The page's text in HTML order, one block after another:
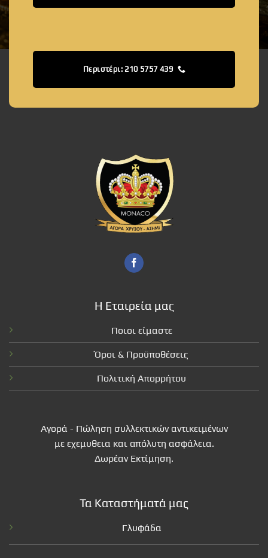
Περιστέρι: 210 5757 439
Η Εταιρεία μας
Ποιοι είμαστε
Όροι & Προϋποθέσεις
Πολιτική Απορρήτου
Αγορά - Πώληση συλλεκτικών αντικειμένων
με εχεμυθεια και απόλυτη ασφάλεια.
Δωρέαν Εκτίμηση.
Τα Καταστήματά μας
Γλυφάδα